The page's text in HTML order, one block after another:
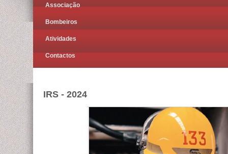
Associação
Bombeiros
Atividades
Contactos
IRS - 2024